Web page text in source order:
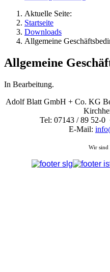
Aktuelle Seite:
Startseite
Downloads
Allgemeine
Allgemeine
In Bearbeitung.
Adolf Blatt GmbH + Co. KG
Tel: 07143 / 89 52-0
E-Mail:
Wir sind